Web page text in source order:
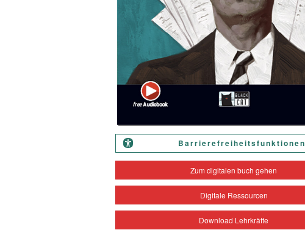
Barrierefreiheitsfunktionen
Zum digitalen buch gehen
Digitale Ressourcen
Download Lehrkräfte